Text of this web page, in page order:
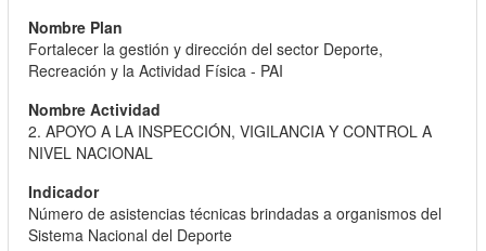
Fortalecer la gestión y dirección del sector Deporte,
Recreación y la Actividad Física - PAI
2. APOYO A LA INSPECCIÓN, VIGILANCIA Y CONTROL A
NIVEL NACIONAL
Número de asistencias técnicas brindadas a organismos del
Sistema Nacional del Deporte